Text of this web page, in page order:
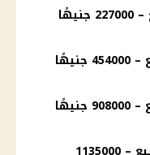
50 جرامًا: 228000 جنيهًا للبيع – 227000 جنيهًا
100 جرام: 456000 جنيهًا للبيع – 454000 جنيهًا
200 جرام: 912000 جنيهًا للبيع – 908000 جنيهًا